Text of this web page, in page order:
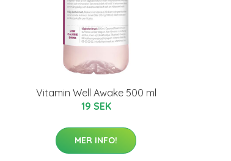
Vitamin Well Awake 500 ml
19 SEK
MER INFO!